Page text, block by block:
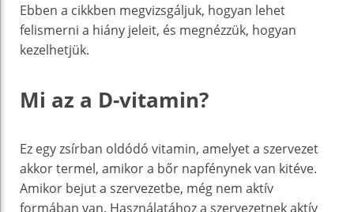
Ebben a cikkben megvizsgáljuk, hogyan lehet
felismerni a hiány jeleit, és megnézzük, hogyan
kezelhetjük.
Mi az a D-vitamin?
Ez egy zsírban oldódó vitamin, amelyet a szervezet
akkor termel, amikor a bőr napfénynek van kitéve.
Amikor bejut a szervezetbe, még nem aktív
formában van. Használatához a szervezetnek aktív